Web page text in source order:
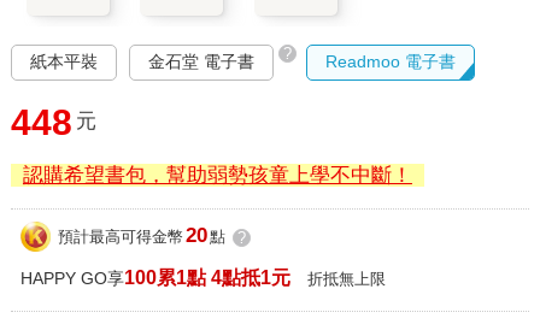
紙本平裝 金石堂 電子書 ? Readmoo 電子書
448 元
認購希望書包，幫助弱勢孩童上學不中斷！
預計最高可得金幣 20點 ?
HAPPY GO享100累1點 4點抵1元 折抵無上限